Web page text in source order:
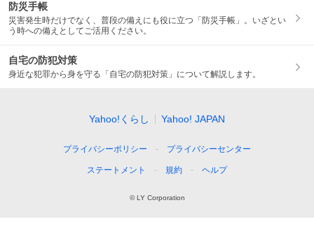
防災手帳
災害発生時だけでなく、普段の備えにも役に立つ「防災手帳」。いざとい
う時への備えとしてご活用ください。
自宅の防犯対策
身近な犯罪から身を守る「自宅の防犯対策」について解説します。
Yahoo!くらし Yahoo! JAPAN
プライバシーポリシー プライバシーセンター
ステートメント 規約 ヘルプ
© LY Corporation